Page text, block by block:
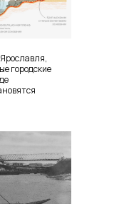
городские